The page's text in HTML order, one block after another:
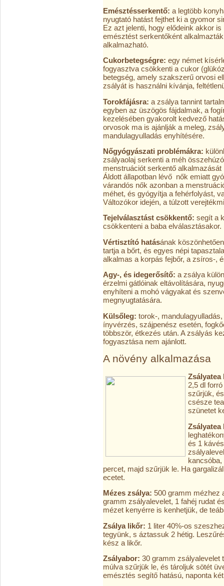
Emésztésserkentő: a legtöbb
nyugtató hatást fejthet ki a gyomor
Ez azt jelenti, hogy elődeink akkor
emésztést serkentőként
alkalmazható.
Cukorbetegségre: egy német
fogyasztva csökkenti a cukor
betegség, amely szakszerű orvosi
zsályát is használni kívánja,
Torokfájásra: a zsálya tannint
egyben az üszögös fájdalmak, a
kezelésében gyakorolt kedvező
orvosok ma is ajánlják a meleg,
mandulagyulladás enyhítésére.
Nőgyógyászati problémákra:
zsályaolaj serkenti a méh
menstruációt serkentő
Áldott állapotban lévő nők emiatt
várandós nők azonban a
méhet, és gyógyítja a fehérfolyást,
Változókor idején, a túlzott
Tejelválasztást csökkentő: segít a
csökkenteni a baba elválasztásakor.
Vértisztító hatásának
tartja a bőrt, és egyes népi
alkalmas a korpás fejbőr, a zsíros-,
Agy-, és idegerősítő: a zsálya
érzelmi gátlóinak eltávolítására,
enyhíteni a mohó vágyakat és
megnyugtatására.
Külsőleg: torok-,
ínyvérzés, szájpenész esetén,
többször, étkezés után. A zsályás
fogyasztása nem ajánlott.
A növény alkalmazása
Zsályatea
2,5 dl
szűrjük,
csésze
szünetet
Zsályatea
és 1
percet, majd szűrjük le. Ha
ecetet.
Mézes zsálya: 500 gramm mézhez
gramm zsályalevelet, 1 fahéj rudat
mézet kenyérre is kenhetjük, de
Zsálya likőr: 1 liter 40%-os
tegyünk, s áztassuk 2 hétig.
kész a likőr.
Zsályabor: 30 gramm zsályalevelet
múlva szűrjük le, és tároljuk sötét
emésztés segítő hatású, naponta